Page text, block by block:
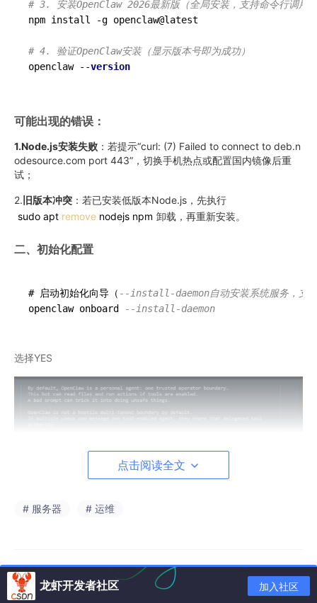
# 3. 安装OpenClaw 2026最新版（全局安装，支持命令行调用
npm install -g openclaw@latest
# 4. 验证OpenClaw安装（显示版本号即为成功）
openclaw --version
可能出现的错误：
1.Node.js安装失败 ：若提示“curl: (7) Failed to connect to deb.n
odesource.com port 443”，切换手机热点或配置国内镜像后重
试；
2. 旧版本冲突 ：若已安装低版本Node.js，先执行
sudo apt remove nodejs npm 卸载，再重新安装。
二、初始化配置
# 启动初始化向导（ --install-daemon自动安装系统服务，支
openclaw onboard
--install-daemon
选择YES
点击阅读全文
# 服务器 # 运维
龙虾开发者社区 加入社区